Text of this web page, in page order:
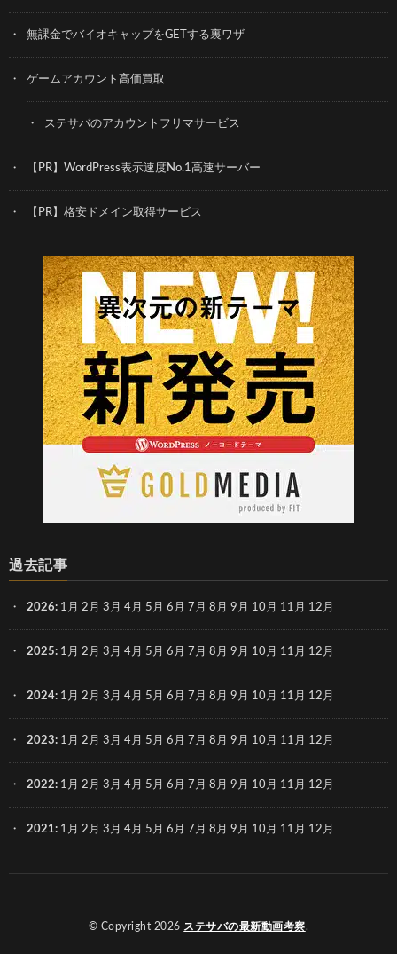
無課金でバイオキャップをGETする裏ワザ
ゲームアカウント高価買取
ステサバのアカウントフリマサービス
【PR】WordPress表示速度No.1高速サーバー
【PR】格安ドメイン取得サービス
過去記事
2026: 1月 2月 3月 4月 5月 6月 7月 8月 9月 10月 11月 12月
2025: 1月 2月 3月 4月 5月 6月 7月 8月 9月 10月 11月 12月
2024: 1月 2月 3月 4月 5月 6月 7月 8月 9月 10月 11月 12月
2023: 1月 2月 3月 4月 5月 6月 7月 8月 9月 10月 11月 12月
2022: 1月 2月 3月 4月 5月 6月 7月 8月 9月 10月 11月 12月
2021: 1月 2月 3月 4月 5月 6月 7月 8月 9月 10月 11月 12月
© Copyright 2026 ステサバの最新動画考察.